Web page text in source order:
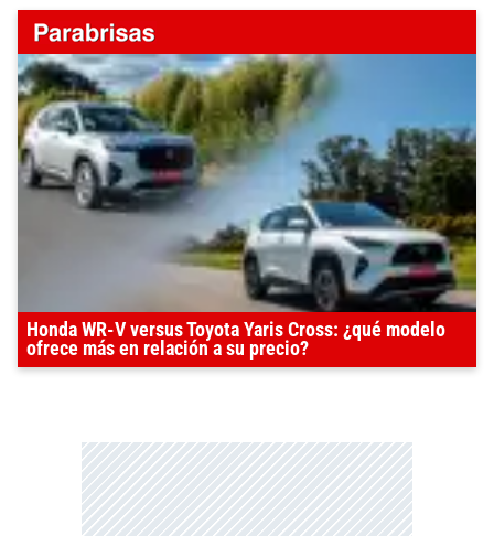
Honda WR-V versus Toyota Yaris Cross: ¿qué modelo
ofrece más en relación a su precio?